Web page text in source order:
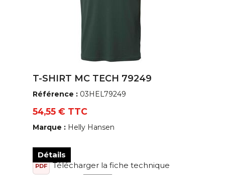
T-SHIRT MC TECH 79249
Référence : 03HEL79249
54,55 € TTC
Marque : Helly Hansen
Détails
PDF
Télécharger la fiche technique